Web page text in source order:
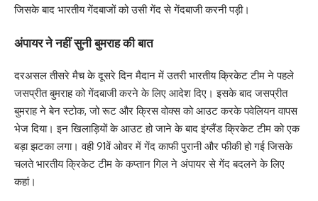
जिसके बाद भारतीय गेंदबाजों को उसी गेंद से गेंदबाजी करनी पड़ी।
अंपायर ने नहीं सुनी बुमराह की बात
दरअसल तीसरे मैच के दूसरे दिन मैदान में उतरी भारतीय क्रिकेट टीम ने पहले
जसप्रीत बुमराह को गेंदबाजी करने के लिए आदेश दिए। इसके बाद जसप्रीत
बुमराह ने बेन स्टोक, जो रूट और क्रिस वोक्स को आउट करके पवेलियन वापस
भेज दिया। इन खिलाड़ियों के आउट हो जाने के बाद इंग्लैंड क्रिकेट टीम को एक
बड़ा झटका लगा। वही 91वें ओवर में गेंद काफी पुरानी और फीकी हो गई जिसके
चलते भारतीय क्रिकेट टीम के कप्तान गिल ने अंपायर से गेंद बदलने के लिए
कहां।